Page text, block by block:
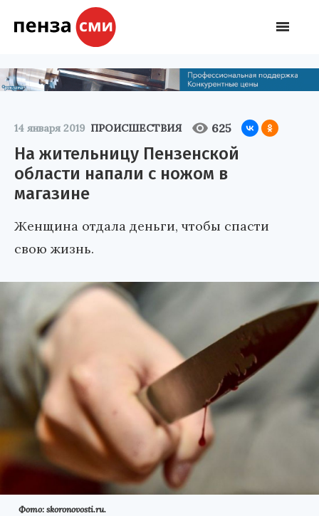
14 января 2019 ПРОИСШЕСТВИЯ 625
На жительницу Пензенской
области напали с ножом в
магазине
Женщина отдала деньги, чтобы спасти
свою жизнь.
Фото: skoronovosti.ru.